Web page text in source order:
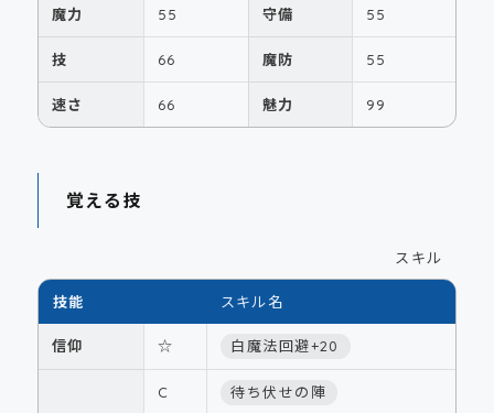
魔力 55 守備 55
技 66 魔防 55
速さ 66 魅力 99
覚える技
スキル
技能 スキル名
信仰 ☆ 白魔法回避+20
C 待ち伏せの陣